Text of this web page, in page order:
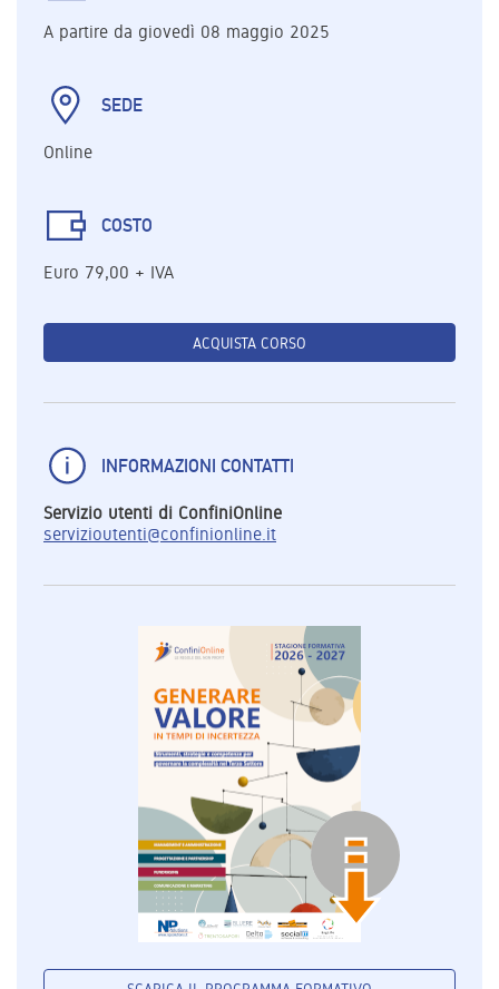
A partire da giovedì 08 maggio 2025
SEDE
Online
COSTO
Euro 79,00 + IVA
ACQUISTA CORSO
INFORMAZIONI CONTATTI
Servizio utenti di ConfiniOnline
servizioutenti@confinionline.it